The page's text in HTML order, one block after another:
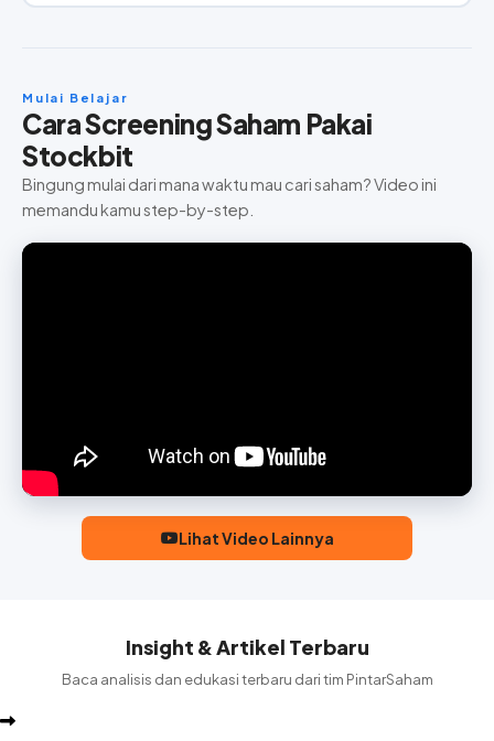
Mulai Belajar
Cara Screening Saham Pakai
Stockbit
Bingung mulai dari mana waktu mau cari saham? Video ini
memandu kamu step-by-step.
Lihat Video Lainnya
Insight & Artikel Terbaru
Baca analisis dan edukasi terbaru dari tim PintarSaham